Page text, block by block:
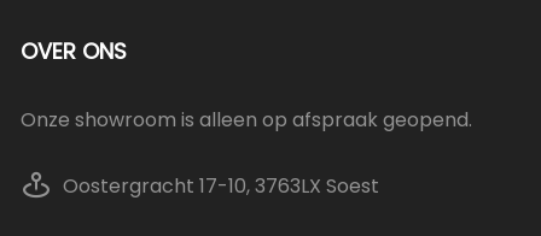
OVER ONS
Onze showroom is alleen op afspraak geopend.
Oostergracht 17-10, 3763LX Soest